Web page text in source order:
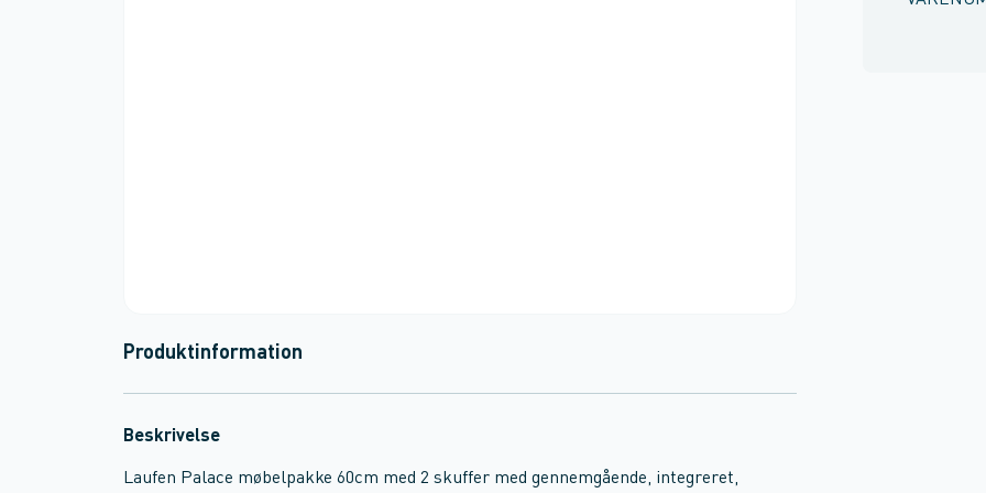
Produktinformation
Beskrivelse
Laufen Palace møbelpakke 60cm med 2 skuffer med gennemgående, integreret,